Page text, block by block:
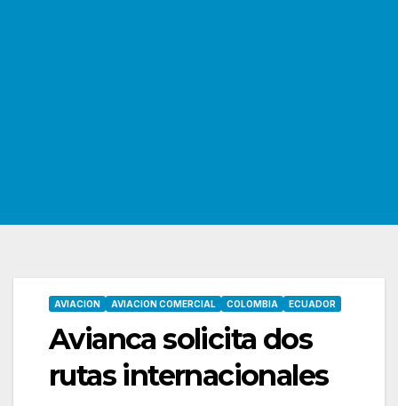
AVIACION AVIACION COMERCIAL COLOMBIA ECUADOR
Avianca solicita dos
rutas internacionales